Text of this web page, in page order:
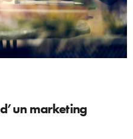
marketing